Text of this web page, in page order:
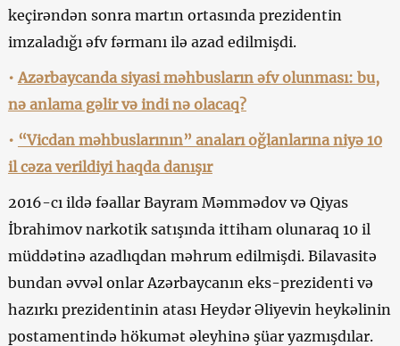
keçirəndən sonra martın ortasında prezidentin
imzaladığı əfv fərmanı ilə azad edilmişdi.
• Azərbaycanda siyasi məhbusların əfv olunması: bu,
nə anlama gəlir və indi nə olacaq?
• “Vicdan məhbuslarının” anaları oğlanlarına niyə 10
il cəza verildiyi haqda danışır
2016-cı ildə fəallar Bayram Məmmədov və Qiyas
İbrahimov narkotik satışında ittiham olunaraq 10 il
müddətinə azadlıqdan məhrum edilmişdi. Bilavasitə
bundan əvvəl onlar Azərbaycanın eks-prezidenti və
hazırkı prezidentinin atası Heydər Əliyevin heykəlinin
postamentində hökumət əleyhinə şüar yazmışdılar.